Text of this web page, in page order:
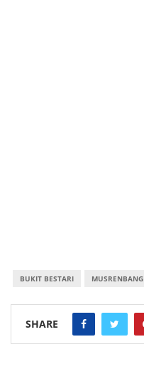
BUKIT BESTARI MUSRENBANG
SHARE